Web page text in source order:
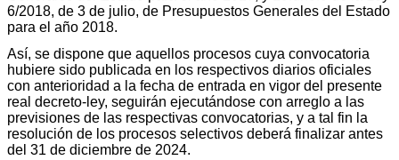
6/2018, de 3 de julio, de Presupuestos Generales del Estado
para el año 2018.
Así, se dispone que aquellos procesos cuya convocatoria
hubiere sido publicada en los respectivos diarios oficiales
con anterioridad a la fecha de entrada en vigor del presente
real decreto-ley, seguirán ejecutándose con arreglo a las
previsiones de las respectivas convocatorias, y a tal fin la
resolución de los procesos selectivos deberá finalizar antes
del 31 de diciembre de 2024.